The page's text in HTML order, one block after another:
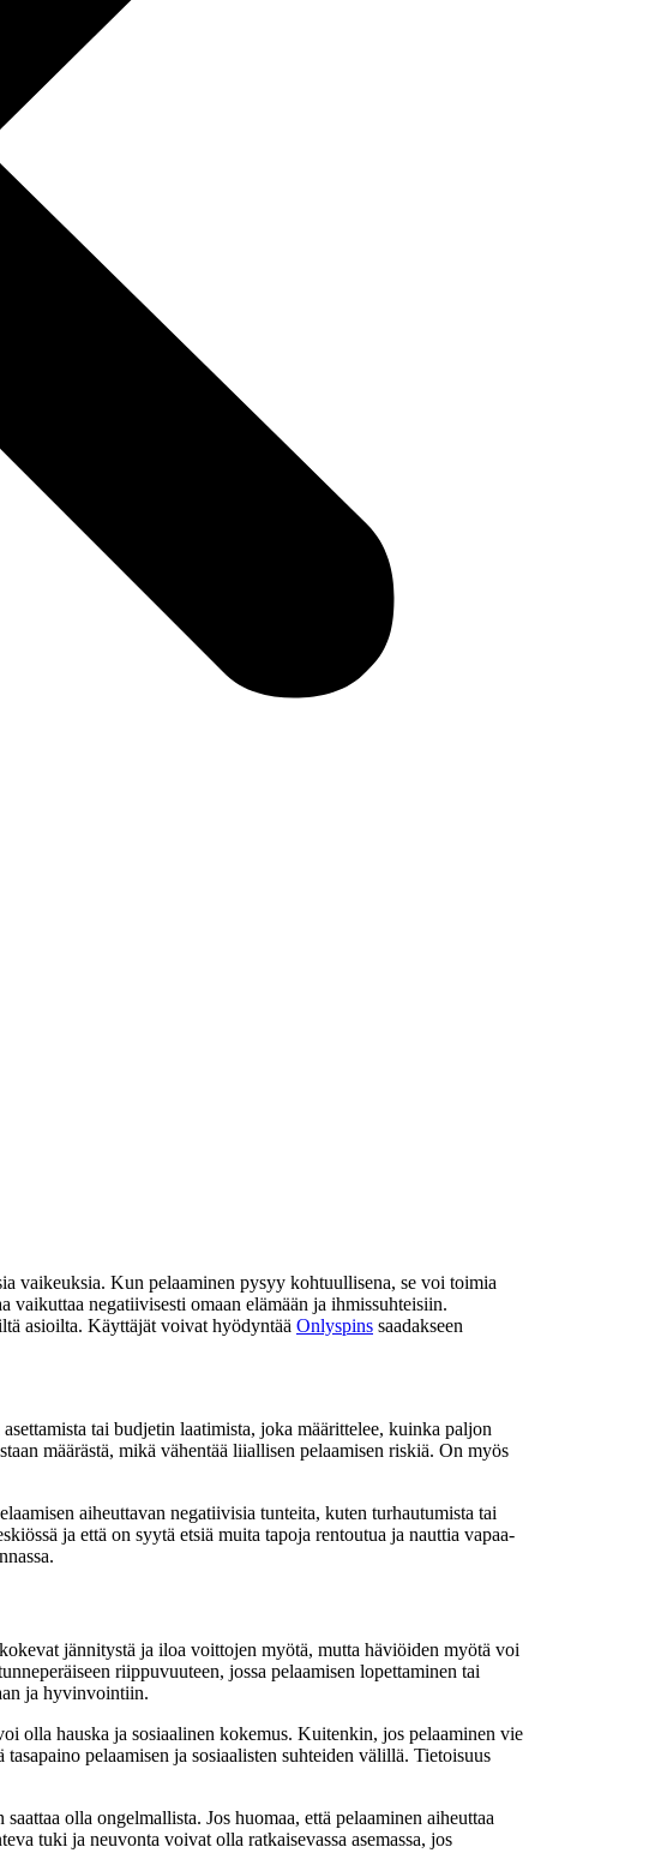
vaikeuksia. Kun pelaaminen pysyy kohtuullisena, se voi toimia
negatiivisesti omaan elämään ja ihmissuhteisiin.
asioilta. Käyttäjät voivat hyödyntää Onlyspins saadakseen
tai budjetin laatimista, joka määrittelee, kuinka paljon
määrästä, mikä vähentää liiallisen pelaamisen riskiä. On myös
aiheuttavan negatiivisia tunteita, kuten turhautumista tai
ja että on syytä etsiä muita tapoja rentoutua ja nauttia vapaa-
jännitystä ja iloa voittojen myötä, mutta häviöiden myötä voi
riippuvuuteen, jossa pelaamisen lopettaminen tai
ja hyvinvointiin.
olla hauska ja sosiaalinen kokemus. Kuitenkin, jos pelaaminen vie
pelaamisen ja sosiaalisten suhteiden välillä. Tietoisuus
olla ongelmallista. Jos huomaa, että pelaaminen aiheuttaa
tuki ja neuvonta voivat olla ratkaisevassa asemassa, jos